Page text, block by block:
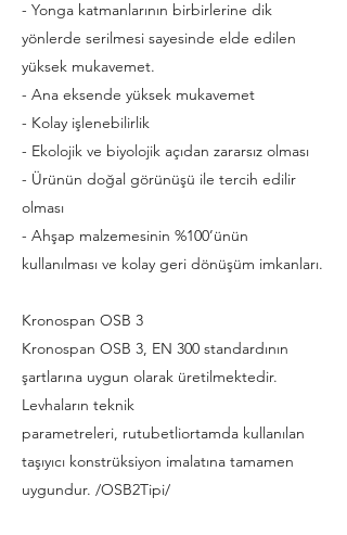
- Yonga katmanlarının birbirlerine dik
yönlerde serilmesi sayesinde elde edilen
yüksek mukavemet.
- Ana eksende yüksek mukavemet
- Kolay işlenebilirlik
- Ekolojik ve biyolojik açıdan zararsız olması
- Ürünün doğal görünüşü ile tercih edilir
olması
- Ahşap malzemesinin %100’ünün
kullanılması ve kolay geri dönüşüm imkanları.
Kronospan OSB 3
Kronospan OSB 3, EN 300 standardının
şartlarına uygun olarak üretilmektedir.
Levhaların teknik
parametreleri, rutubetliortamda kullanılan
taşıyıcı konstrüksiyon imalatına tamamen
uygundur. /OSB2Tipi/